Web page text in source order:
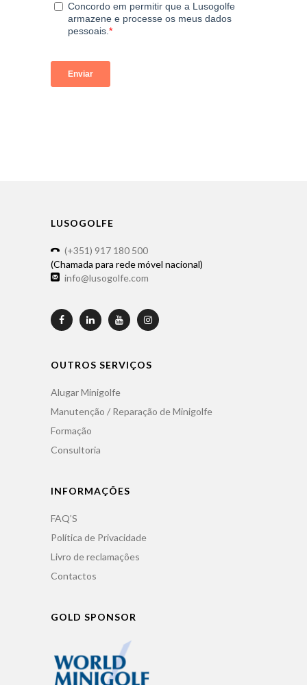
LUSOGOLFE
(+351) 917 180 500
(Chamada para rede móvel nacional)
info@lusogolfe.com
OUTROS SERVIÇOS
Alugar Minigolfe
Manutenção / Reparação de Minigolfe
Formação
Consultoria
INFORMAÇÕES
FAQ’S
Política de Privacidade
Livro de reclamações
Contactos
GOLD SPONSOR